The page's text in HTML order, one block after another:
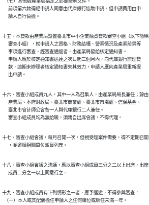
  （七）其他經產業局指定之必要證明文件。
      前項第六款得經申請人同意由代庫銀行協助申請，但申請費用由申
      請人自行負擔。
十五、本貸款由產業局設置臺北市中小企業融資貸款審查小組（以下簡稱
      審查小組），就申請人之資格、財務結構、營業情況及產業前景等
      事項進行審查，經審查通過者，由產業局發給核定通知書。
      申請人應於核定通知書送達之次日起三個月內，向代庫銀行辦理貸
      款，逾期未辦理者核定通知書失其效力，申請人應向產業局重新提
      出申請。
十六、審查小組成員九人，其中一人為召集人，由產業局局長兼任；餘由
      產業局、本府財政局、臺北市商業處、臺北市市場處、信保基金、
      臺北市會計師公會各一人與代庫銀行二人兼任。
      審查小組成員均為無給職，須親自出席會議，不得代理。
十七、審查小組會議，每月召開一次，但視受理案件需要，得不定期召開
      ，並邀請相關單位派員列席。
十八、審查小組會議之決議，應以審查小組成員三分之二以上出席，出席
      成員二分之一以上同意行之。
十九、審查小組成員有下列情形之一者，應予迴避，不得參與審查：
  （一）本人或其配偶擔任申請人之任何職位或解任未滿一年。